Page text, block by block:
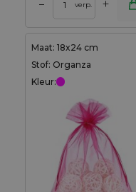
– verp. +
Maat: 18x24 cm
Stof: Organza
Kleur: